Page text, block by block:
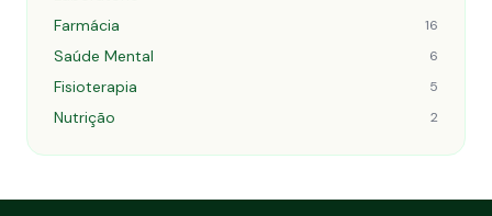
Farmácia 16
Saúde Mental 6
Fisioterapia 5
Nutrição 2